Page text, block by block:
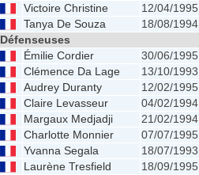
Victoire Christine
12/04/1995
Tanya De Souza
18/08/1994
Défenseuses
Émilie Cordier
30/06/1995
Clémence Da Lage
13/10/1993
Audrey Duranty
12/02/1995
Claire Levasseur
04/02/1994
Margaux Medjadji
21/02/1994
Charlotte Monnier
07/07/1995
Yvanna Segala
18/07/1993
Laurène Tresfield
18/09/1995